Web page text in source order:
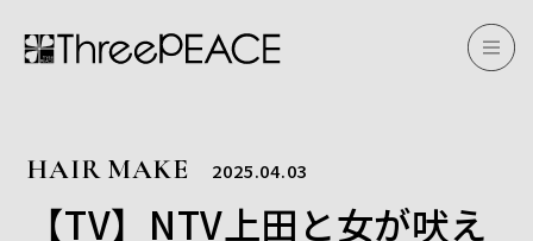
HAIR MAKE 2025.04.03
【TV】NTV上田と女が吠え